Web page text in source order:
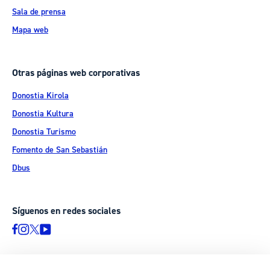
Sala de prensa
Mapa web
Otras páginas web corporativas
Donostia Kirola
Donostia Kultura
Donostia Turismo
Fomento de San Sebastián
Dbus
Síguenos en redes sociales